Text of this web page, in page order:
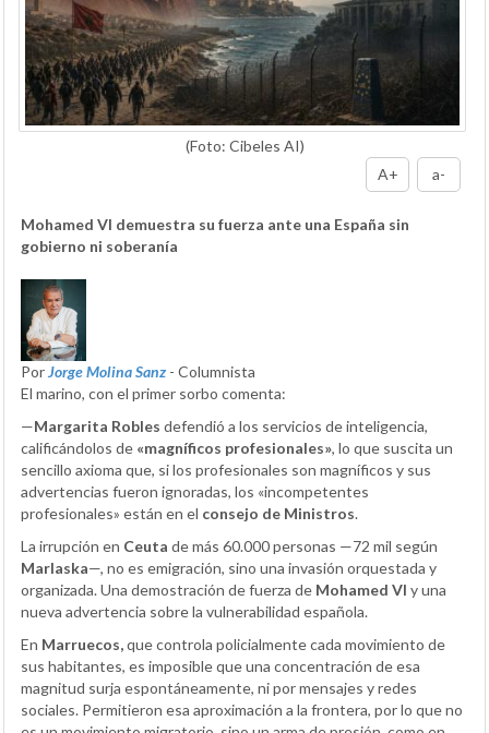
(Foto: Cibeles AI)
A+
a-
Mohamed VI demuestra su fuerza ante una España sin
gobierno ni soberanía
PorJorge Molina Sanz - Columnista
El marino, con el primer sorbo comenta:
—Margarita Robles defendió a los servicios de inteligencia,
calificándolos de «magníficos profesionales», lo que suscita un
sencillo axioma que, si los profesionales son magníficos y sus
advertencias fueron ignoradas, los «incompetentes
profesionales» están en el consejo de Ministros.
La irrupción en Ceuta de más 60.000 personas —72 mil según
Marlaska—, no es emigración, sino una invasión orquestada y
organizada. Una demostración de fuerza de Mohamed VI y una
nueva advertencia sobre la vulnerabilidad española.
En Marruecos,que controla policialmente cada movimiento de
sus habitantes, es imposible que una concentración de esa
magnitud surja espontáneamente, ni por mensajes y redes
sociales. Permitieron esa aproximación a la frontera, por lo que no